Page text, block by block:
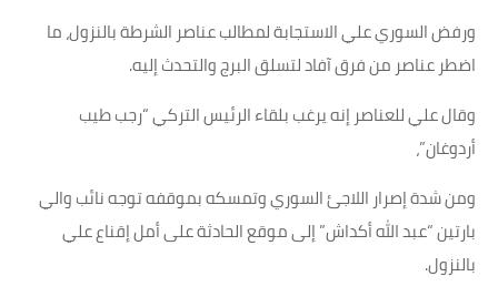
ورفض السوري علي الاستجابة لمطالب عناصر الشرطة بالنزول، ما
اضطر عناصر من فرق آفاد لتسلق البرج والتحدث إليه.
وقال علي للعناصر إنه يرغب بلقاء الرئيس التركي “رجب طيب
أردوغان”،
ومن شدة إصرار اللاجئ السوري وتمسكه بموقفه توجه نائب والي
بارتين “عبد الله أكداش” إلى موقع الحادثة على أمل إقناع علي
بالنزول.